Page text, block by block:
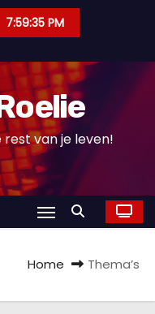
7:59:35 PM
rest van je leven!
Home Thema’s